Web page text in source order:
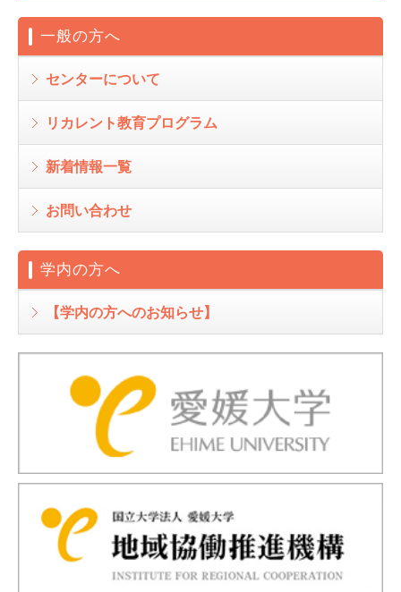
一般の方へ
センターについて
リカレント教育プログラム
新着情報一覧
お問い合わせ
学内の方へ
【学内の方へのお知らせ】